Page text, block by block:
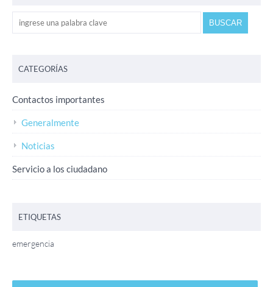
CATEGORÍAS
Contactos importantes
Generalmente
Noticias
Servicio a los ciudadano
ETIQUETAS
emergencia